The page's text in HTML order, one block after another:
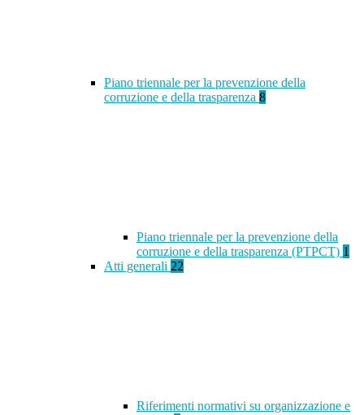
Piano triennale per la prevenzione della
corruzione e della trasparenza 8
Piano triennale per la prevenzione della
corruzione e della trasparenza (PTPCT) 1
Atti generali 22
Riferimenti normativi su organizzazione e